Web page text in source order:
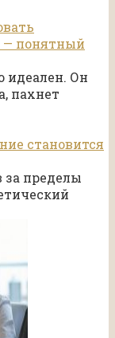
— понятный
идеален. Он
пахнет
становится
пределы